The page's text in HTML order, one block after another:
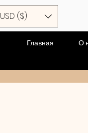
USD ($)
Главная О